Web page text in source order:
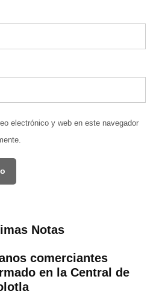
electrónico y web en este navegador
Notas
comerciantes
en la Central de